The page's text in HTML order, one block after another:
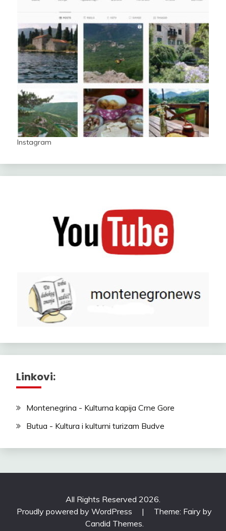
Instagram
Linkovi:
Montenegrina - Kulturna kapija Crne Gore
Butua - Kultura i kulturni turizam Budve
All Rights Reserved 2026.
Proudly powered by WordPress
|
Theme: Fairy by
Candid Themes.